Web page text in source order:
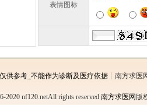
表情图标
供参考_不能作为诊断及医疗依据┊南方求医
2020 nf120.netAll rights reserved 南方求医网 版